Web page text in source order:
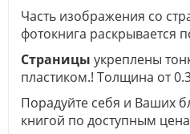
Часть изображения со
фотокнига раскрывается
Страницы укреплены
пластиком.! Толщина от
Порадуйте себя и Ваших
книгой по доступным